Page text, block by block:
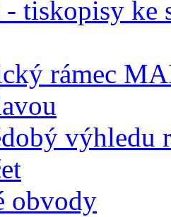
tiskopisy ke
rámec
výhledu
obvody